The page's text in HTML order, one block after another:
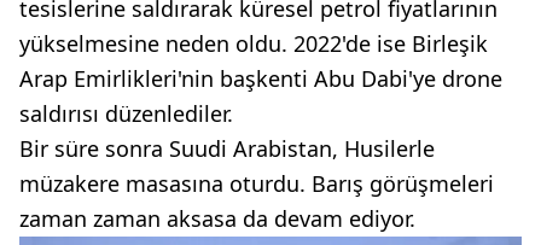
tesislerine saldırarak küresel petrol fiyatlarının
yükselmesine neden oldu. 2022'de ise Birleşik
Arap Emirlikleri'nin başkenti Abu Dabi'ye drone
saldırısı düzenlediler.
Bir süre sonra Suudi Arabistan, Husilerle
müzakere masasına oturdu. Barış görüşmeleri
zaman zaman aksasa da devam ediyor.